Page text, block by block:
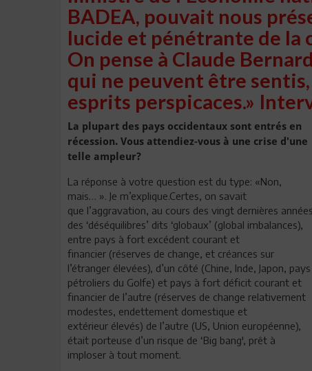
BADEA, pouvait nous
lucide et pénétrante de la
On pense à Claude
qui ne peuvent être
esprits perspicaces.»
La plupart des pays occidentaux sont entrés en
récession. Vous attendiez-vous à une crise d'une
telle ampleur?
La réponse à votre question est du type: «Non,
mais… ». Je m’explique.Certes, on savait
que l’aggravation, au cours des vingt dernières
des ‘déséquilibres’ dits ‘globaux’ (global imbalances),
entre pays à fort excédent courant et
financier (réserves de change, et créances sur
l’étranger élevées), d’un côté (Chine, Inde, Japon, pays
pétroliers du Golfe) et pays à fort déficit courant et
financier de l’autre (réserves de change relativement
modestes, endettement domestique et
extérieur élevés) de l’autre (US, Union européenne),
était porteuse d’un risque de ‘Big bang', prêt à
imploser à tout moment.